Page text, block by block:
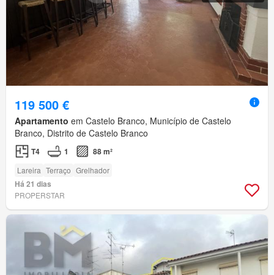
119 500 €
Apartamento em Castelo Branco, Município de Castelo
Branco, Distrito de Castelo Branco
T4 1 88 m²
Lareira Terraço Grelhador
Há 21 dias
PROPERSTAR